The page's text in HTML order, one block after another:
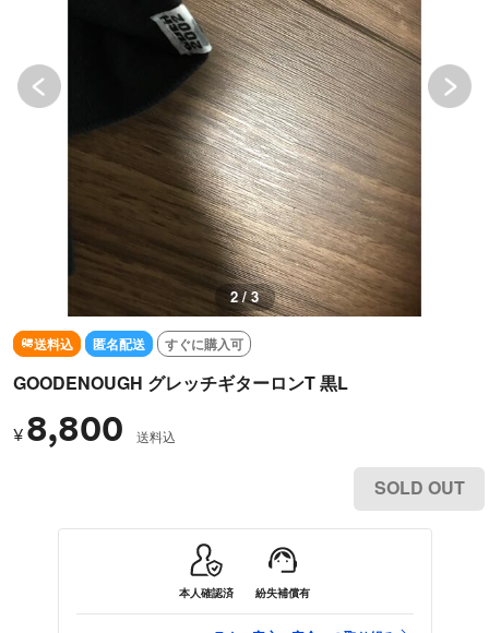
2 / 3
送料込 匿名配送 すぐに購入可
GOODENOUGH グレッチギターロンT 黒L
¥ 8,800 送料込
SOLD OUT
本人確認済 紛失補償有